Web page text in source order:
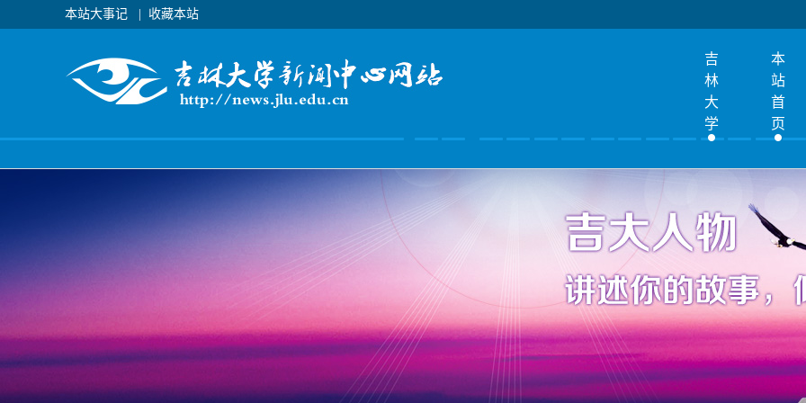
本站大事记 收藏本站
吉
林
大
学
本
站
首
页